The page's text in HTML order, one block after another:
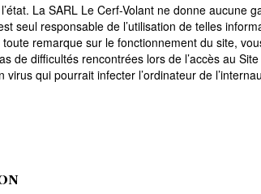
La SARL Le Cerf-Volant ne donne aucune
seul responsable de l’utilisation de telles
remarque sur le fonctionnement du site,
de difficultés rencontrées lors de l’accès au
qui pourrait infecter l’ordinateur de